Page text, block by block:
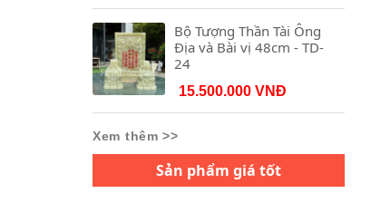
Bộ Tượng Thần Tài Ông
Địa và Bài vị 48cm - TD-
24
15.500.000 VNĐ
Xem thêm >>
Sản phẩm giá tốt